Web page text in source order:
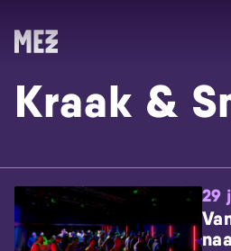
Skip
Kraak &
29